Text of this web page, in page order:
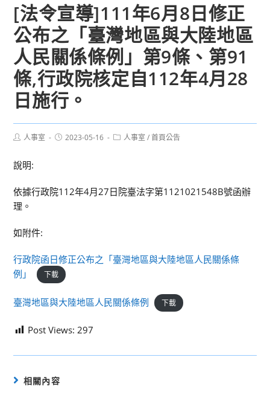
[法令宣導]111年6月8日修正
公布之「臺灣地區與大陸地區
人民關係條例」第9條、第91
條,行政院核定自112年4月28
日施行。
Post人事室
Post2023-05-16
Post人事室 / 首頁公告
說明:
依據行政院112年4月27日院臺法字第1121021548B號函辦
理。
如附件:
行政院函日修正公布之「臺灣地區與大陸地區人民關係條
例」
下載
臺灣地區與大陸地區人民關係條例 下載
Post Views: 297
相關內容